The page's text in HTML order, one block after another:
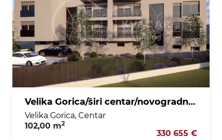
Velika Gorica/širi centar/novogradnja stan+spremište+garaža+vpm 102m2!
Velika Gorica, Centar
102,00 m2
330 655 €